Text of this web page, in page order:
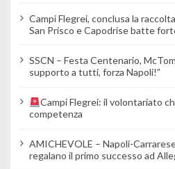
Campi Flegrei, conclusa la
San Prisco e Capodrise batte
SSCN – Festa Centenario,
supporto a tutti, forza Napoli!”
Campi Flegrei: il volontariato
competenza
AMICHEVOLE – Napoli-
regalano il primo successo ad